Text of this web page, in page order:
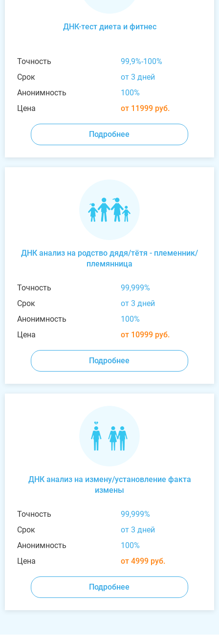
ДНК-тест диета и фитнес
Точность
99,9%-100%
Срок
от 3 дней
Анонимность
100%
Цена
от 11999 руб.
Подробнее
ДНК анализ на родство дядя/тётя - племенник/
племянница
Точность
99,999%
Срок
от 3 дней
Анонимность
100%
Цена
от 10999 руб.
Подробнее
ДНК анализ на измену/установление факта
измены
Точность
99,999%
Срок
от 3 дней
Анонимность
100%
Цена
от 4999 руб.
Подробнее